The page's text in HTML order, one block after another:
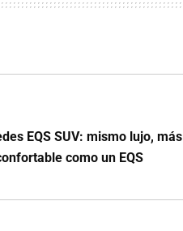
EQS SUV: mismo lujo, más
como un EQS